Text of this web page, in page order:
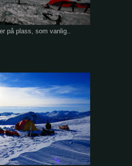
på plass, som vanlig..